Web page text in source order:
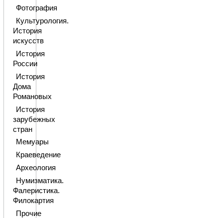
Фотография
Культурология.
История
искусств
История
России
История
Дома
Романовых
История
зарубежных
стран
Мемуары
Краеведение
Археология
Нумизматика.
Фалеристика.
Филокартия
Прочие